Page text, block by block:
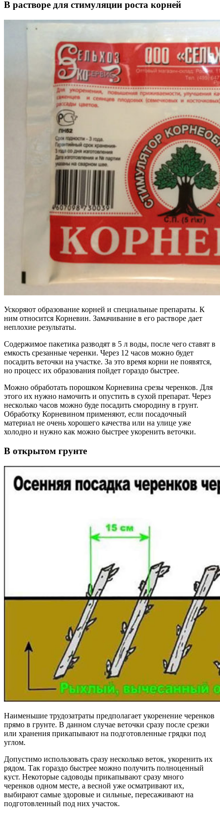
В растворе для стимуляции роста корней
Ускоряют образование корней и специальные препараты. К
ним относится Корневин. Замачивание в его растворе дает
неплохие результаты.
Содержимое пакетика разводят в 5 л воды, после чего ставят в
емкость срезанные черенки. Через 12 часов можно будет
посадить веточки на участке. За это время корни не появятся,
но процесс их образования пойдет гораздо быстрее.
Можно обработать порошком Корневина срезы черенков. Для
этого их нужно намочить и опустить в сухой препарат. Через
несколько часов можно буде посадить смородину в грунт.
Обработку Корневином применяют, если посадочный
материал не очень хорошего качества или на улице уже
холодно и нужно как можно быстрее укоренить веточки.
В открытом грунте
Наименьшие трудозатраты предполагает укоренение черенков
прямо в грунте. В данном случае веточки сразу после срезки
или хранения прикапывают на подготовленные грядки под
углом.
Допустимо использовать сразу несколько веток, укоренить их
рядом. Так гораздо быстрее можно получить полноценный
куст. Некоторые садоводы прикапывают сразу много
черенков одном месте, а весной уже осматривают их,
выбирают самые здоровые и сильные, пересаживают на
подготовленный под них участок.